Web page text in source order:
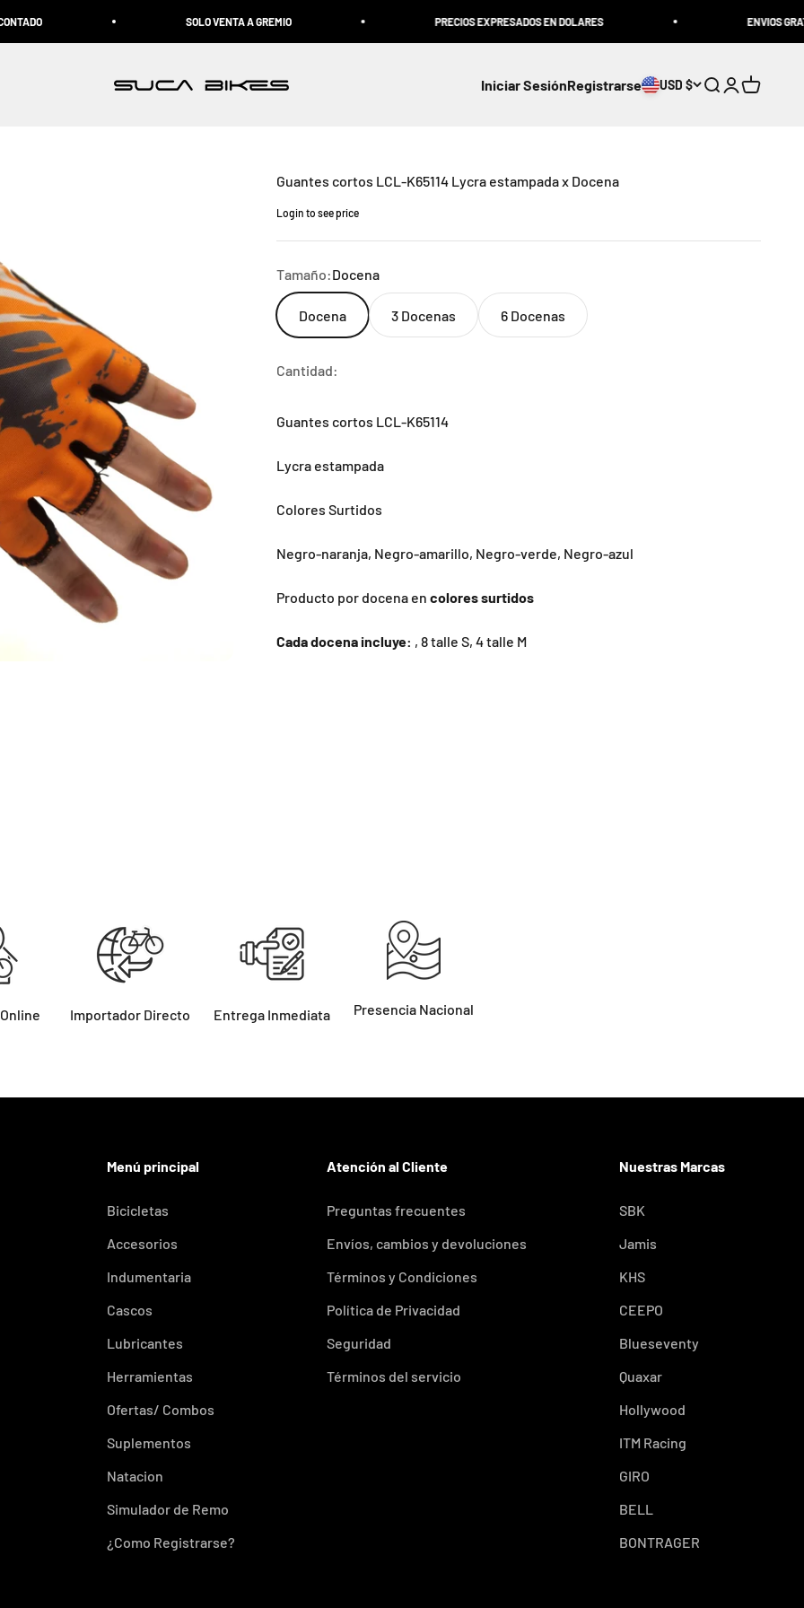
SOLO VENTA A GREMIO PRECIOS EXPRESADOS EN DOLARES ENVIOS GRATIS
Suca Bikes Iniciar SesiónRegistrarse USD $ Abrir búsqueda
Abrir página
Abrir
Guantes cortos LCL-K65114 Lycra estampada x Docena
Precio de oferta
Login to see price
Tamaño:Docena
Docena 3 Docenas 6 Docenas
Cantidad:
Guantes cortos LCL-K65114
Lycra estampada
Colores Surtidos
Negro-naranja, Negro-amarillo, Negro-verde, Negro-azul
Producto por docena en colores surtidos
Cada docena incluye: , 8 talle S, 4 talle M
Importador Directo Entrega Inmediata Presencia Nacional
Menú principal
Bicicletas
Accesorios
Indumentaria
Cascos
Lubricantes
Herramientas
Ofertas/ Combos
Suplementos
Natacion
Simulador de Remo
¿Como Registrarse?
Atención al Cliente
Preguntas frecuentes
Envíos, cambios y devoluciones
Términos y Condiciones
Política de Privacidad
Seguridad
Términos del servicio
Nuestras Marcas
SBK
Jamis
KHS
CEEPO
Blueseventy
Quaxar
Hollywood
ITM Racing
GIRO
BELL
BONTRAGER